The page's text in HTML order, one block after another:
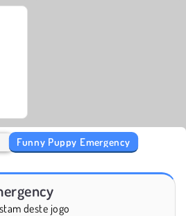
Funny Puppy Emergency
deste jogo